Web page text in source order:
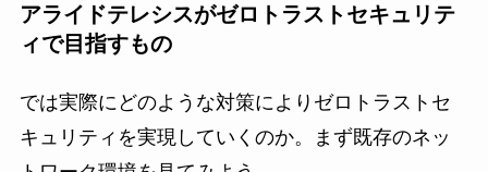
アライドテレシスがゼロトラストセキュリテ
ィで目指すもの
では実際にどのような対策によりゼロトラストセ
キュリティを実現していくのか。まず既存のネッ